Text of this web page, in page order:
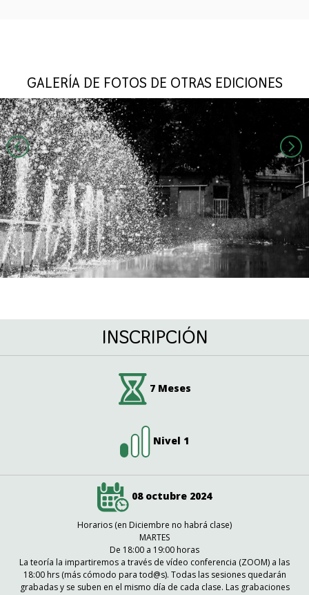
GALERÍA DE FOTOS DE OTRAS EDICIONES
INSCRIPCIÓN
7 Meses
Nivel 1
08 octubre 2024
Horarios (en Diciembre no habrá clase)
MARTES
De 18:00 a 19:00 horas
La teoría la impartiremos a través de vídeo conferencia (ZOOM) a las
18:00 hrs (más cómodo para tod@s). Todas las sesiones quedarán
grabadas y se suben en el mismo día de cada clase. Las grabaciones